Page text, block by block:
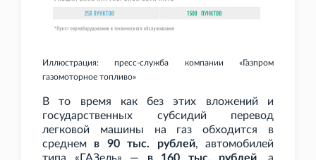
Иллюстрация: пресс-служба компании «Газпром
газомоторное топливо»
В то время как без этих вложений и
государственных субсидий перевод
легковой машины на газ обходится в
среднем в 90 тыс. рублей, автомобилей